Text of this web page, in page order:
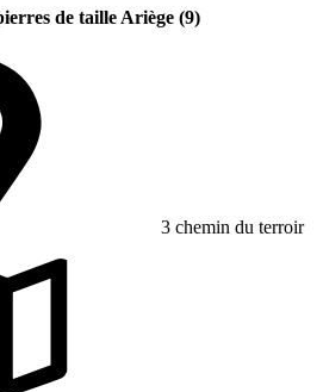
de taille Ariège (9)
3 chemin du terroir